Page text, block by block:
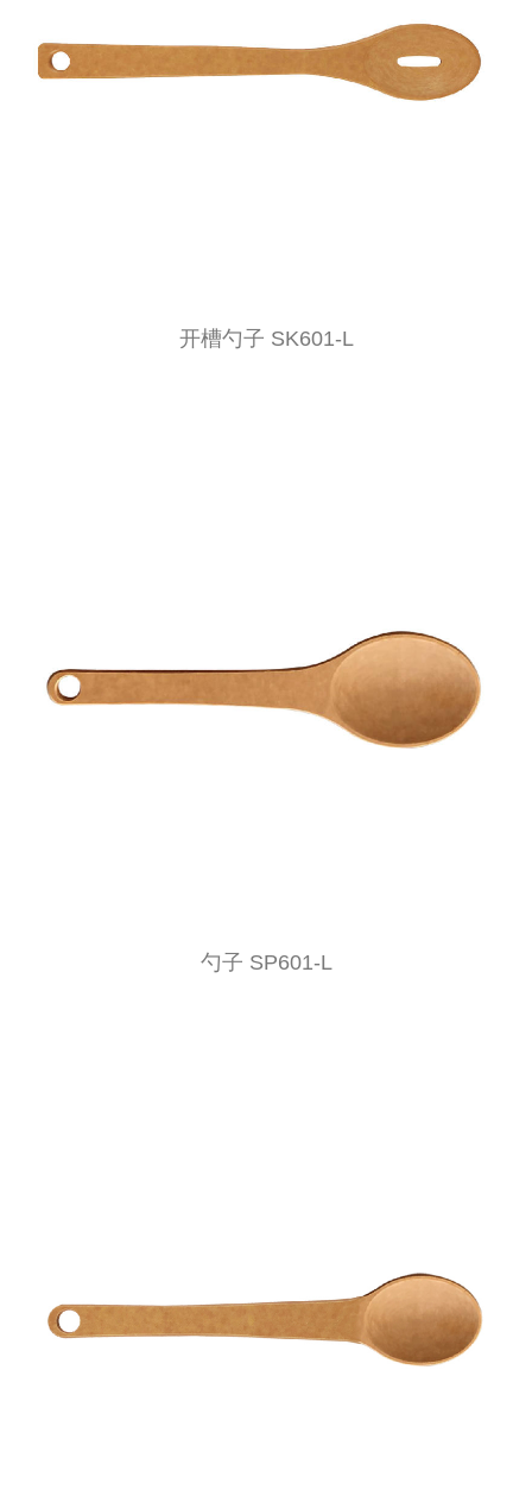
开槽勺子 SK601-L
勺子 SP601-L